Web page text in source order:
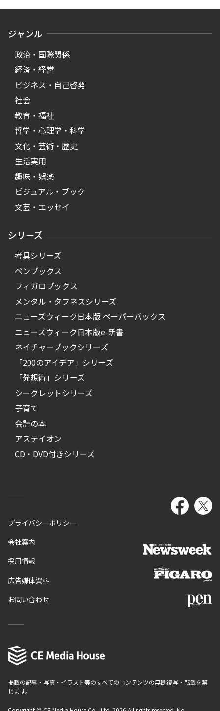
ジャンル
政治・国際関係
経済・経営
ビジネス・自己啓発
社会
教育・福祉
哲学・心理学・科学
文化・芸術・歴史
生活実用
趣味・娯楽
ビジュアル・ブック
文芸・エッセイ
シリーズ
考具シリーズ
ペンブックス
フィガロブックス
メンタル・タフネスシリーズ
ニューズウィーク日本版 ペーパーバックス
ニューズウィーク日本版e-新書
ネイチャーブックシリーズ
「200のアイデア」シリーズ
「発想術」シリーズ
シークレットシリーズ
子育て
会計の本
アステイオン
CD・DVD付きシリーズ
プライバシーポリシー
会社案内
採用情報
広告媒体資料
お問い合わせ
掲載の記事・写真・イラスト等のすべてのコンテンツの無断複写・転載を禁
じます。